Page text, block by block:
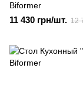
Biformer
11 430 грн/шт. 12